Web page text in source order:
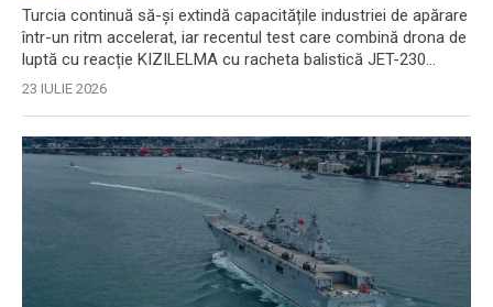
Turcia continuă să-și extindă capacitățile industriei de apărare
într-un ritm accelerat, iar recentul test care combină drona de
luptă cu reacție KIZILELMA cu racheta balistică JET-230...
23 IULIE 2026